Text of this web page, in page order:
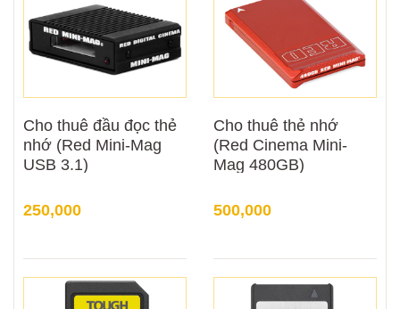
Cho thuê đầu đọc thẻ
nhớ (Red Mini-Mag
USB 3.1)
250,000
Cho thuê thẻ nhớ
(Red Cinema Mini-
Mag 480GB)
500,000